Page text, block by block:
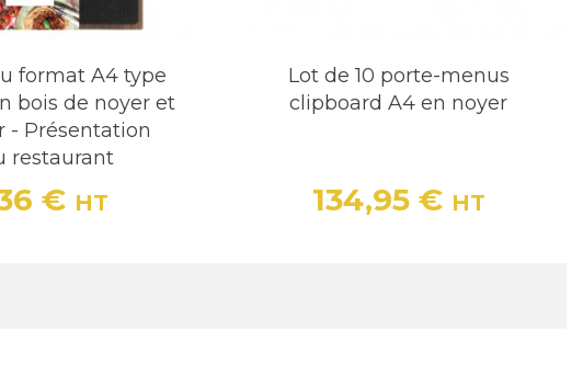
format A4 type
bois de noyer et
- Présentation
restaurant
Prix
€ HT
Prix de base
Lot de 10 porte-menus
clipboard A4 en noyer
Prix
134,95 € HT